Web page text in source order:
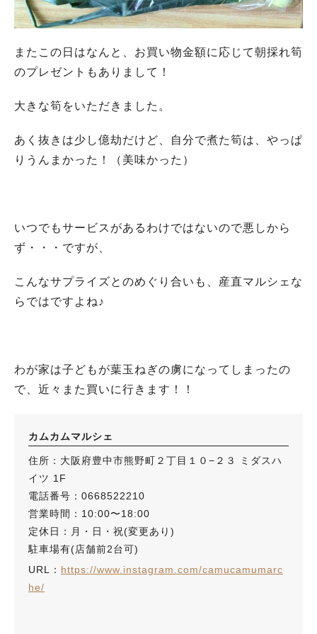
またこの日はなんと、お買い物金額に応じて朝採れ筍
のプレゼントもありまして！
大きな筍をいただきました。
あく抜きは少し億劫だけど、自分で煮た筍は、やっぱ
りうんまかった！（美味かった）
いつでもサービスがあるわけではないので悪しから
ず・・・ですが、
こんなサプライズとのめぐり合いも、産直マルシェな
らではですよね♪
わが家は子どもが葉玉ねぎの虜になってしまったの
で、近々また買いに行きます！！
カムカムマルシェ
住所：大阪府豊中市熊野町２丁目１０−２３ ミダスハ
イツ 1F
電話番号：0668522210
営業時間：10:00〜18:00
定休日：月・日・祝(変更あり)
駐車場有(店舗前2台可)
URL： https://www.instagram.com/camucamumarc
he/